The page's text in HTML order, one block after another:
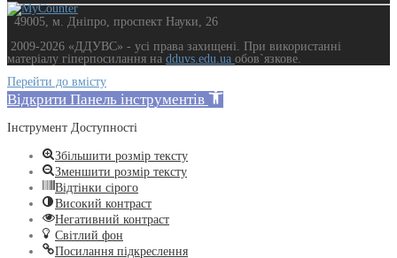
49005, м. Дніпро, проспект Науки, 26
2009-2026 «ДДУВС» - усi права захищенi. При використанні
матеріалу гіперпосилання на dduvs.edu.ua обов`язкове.
Перейти до вмісту
Відкрити Панель інструментів
Інструмент Доступності
Збільшити розмір тексту
Зменшити розмір тексту
Відтінки сірого
Високий контраст
Негативний контраст
Світлий фон
Посилання підкреслення